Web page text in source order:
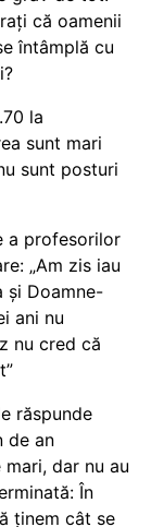
că oamenii
întâmplă cu
la
sunt mari
sunt posturi
a profesorilor
„Am zis iau
și Doamne-
ani nu
nu cred că
răspunde
de an
dar nu au
În
ținem cât se